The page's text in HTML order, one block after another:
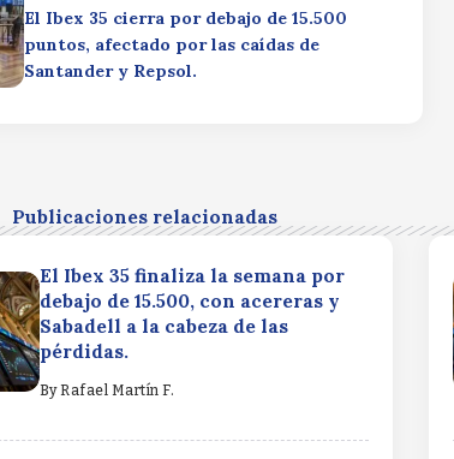
El Ibex 35 cierra por debajo de 15.500
puntos, afectado por las caídas de
Santander y Repsol.
Publicaciones relacionadas
El Ibex 35 finaliza la semana por
debajo de 15.500, con acereras y
Sabadell a la cabeza de las
pérdidas.
ByRafael Martín F.